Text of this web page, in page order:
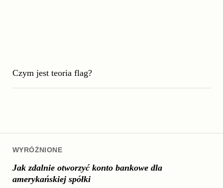
WYRÓŻNIONE
Jak zdalnie otworzyć konto bankowe dla
amerykańskiej spółki
Czym jest teoria flag?